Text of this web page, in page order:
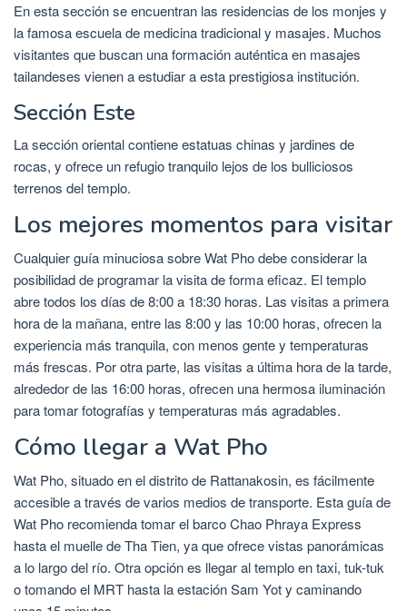
En esta sección se encuentran las residencias de los monjes y
la famosa escuela de medicina tradicional y masajes. Muchos
visitantes que buscan una formación auténtica en masajes
tailandeses vienen a estudiar a esta prestigiosa institución.
Sección Este
La sección oriental contiene estatuas chinas y jardines de
rocas, y ofrece un refugio tranquilo lejos de los bulliciosos
terrenos del templo.
Los mejores momentos para visitar
Cualquier guía minuciosa sobre Wat Pho debe considerar la
posibilidad de programar la visita de forma eficaz. El templo
abre todos los días de 8:00 a 18:30 horas. Las visitas a primera
hora de la mañana, entre las 8:00 y las 10:00 horas, ofrecen la
experiencia más tranquila, con menos gente y temperaturas
más frescas. Por otra parte, las visitas a última hora de la tarde,
alrededor de las 16:00 horas, ofrecen una hermosa iluminación
para tomar fotografías y temperaturas más agradables.
Cómo llegar a Wat Pho
Wat Pho, situado en el distrito de Rattanakosin, es fácilmente
accesible a través de varios medios de transporte. Esta guía de
Wat Pho recomienda tomar el barco Chao Phraya Express
hasta el muelle de Tha Tien, ya que ofrece vistas panorámicas
a lo largo del río. Otra opción es llegar al templo en taxi, tuk-tuk
o tomando el MRT hasta la estación Sam Yot y caminando